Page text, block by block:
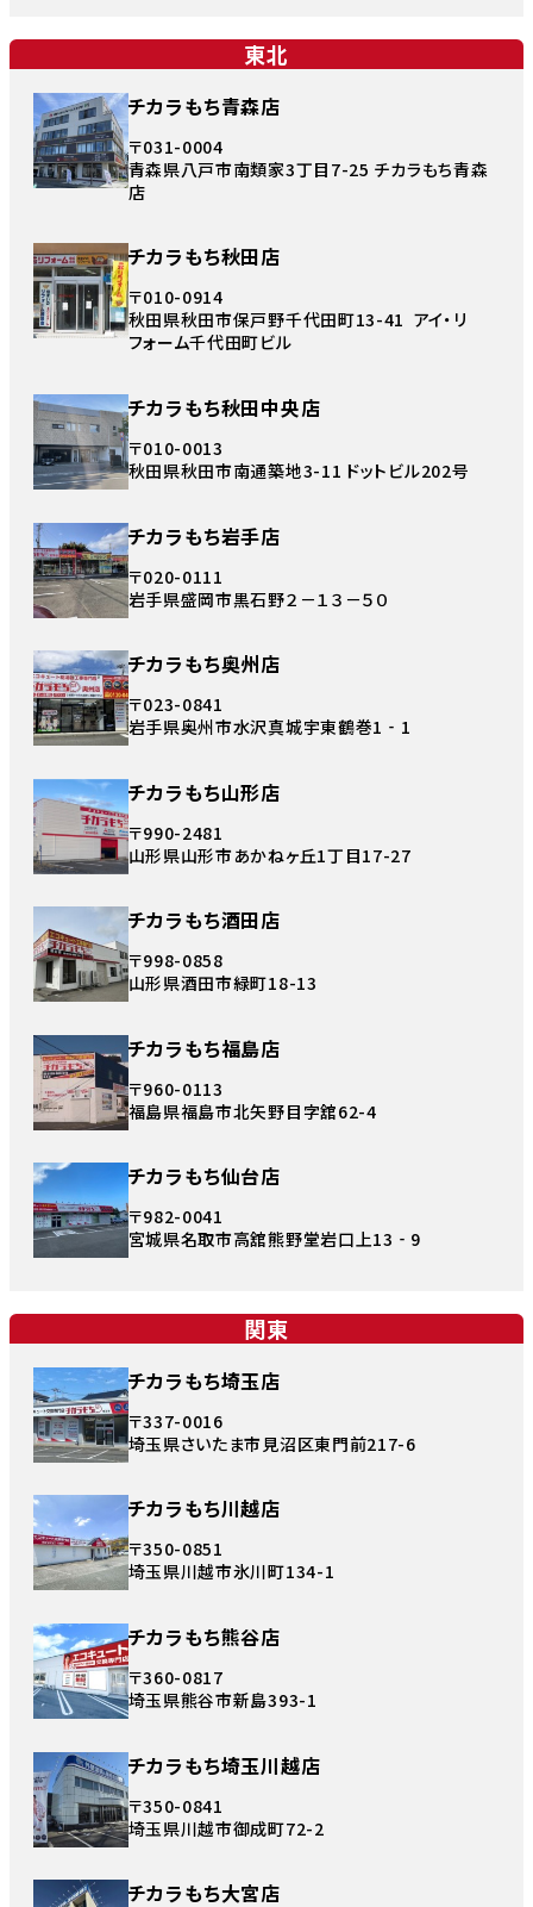
東北
チカラもち青森店
〒031-0004
青森県八戸市南類家3丁目7-25 チカラもち青森
店
チカラもち秋田店
〒010-0914
秋田県秋田市保戸野千代田町13-41 アイ・リ
フォーム千代田町ビル
チカラもち秋田中央店
〒010-0013
秋田県秋田市南通築地3-11 ドットビル202号
チカラもち岩手店
〒020-0111
岩手県盛岡市黒石野２－１３－５０
チカラもち奥州店
〒023-0841
岩手県奥州市水沢真城宇東鶴巻1‐1
チカラもち山形店
〒990-2481
山形県山形市あかねヶ丘1丁目17-27
チカラもち酒田店
〒998-0858
山形県酒田市緑町18-13
チカラもち福島店
〒960-0113
福島県福島市北矢野目字舘62-4
チカラもち仙台店
〒982-0041
宮城県名取市高舘熊野堂岩口上13‐9
関東
チカラもち埼玉店
〒337-0016
埼玉県さいたま市見沼区東門前217-6
チカラもち川越店
〒350-0851
埼玉県川越市氷川町134-1
チカラもち熊谷店
〒360-0817
埼玉県熊谷市新島393-1
チカラもち埼玉川越店
〒350-0841
埼玉県川越市御成町72-2
チカラもち大宮店